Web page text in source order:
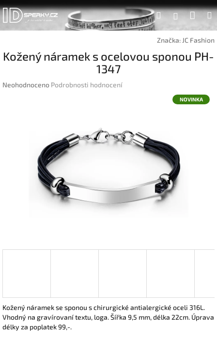
Přejít
na
obsah
Hledat
Značka: JC Fashion
Kožený náramek s ocelovou sponou PH-
1347
Průměrné
Neohodnoceno Podrobnosti hodnocení
NOVINKA
Kožený náramek se sponou s chirurgické antialergické oceli 316L.
Vhodný na gravírovaní textu, loga. Šířka 9,5 mm, délka 22cm. Úprava
délky za poplatek 99,-.